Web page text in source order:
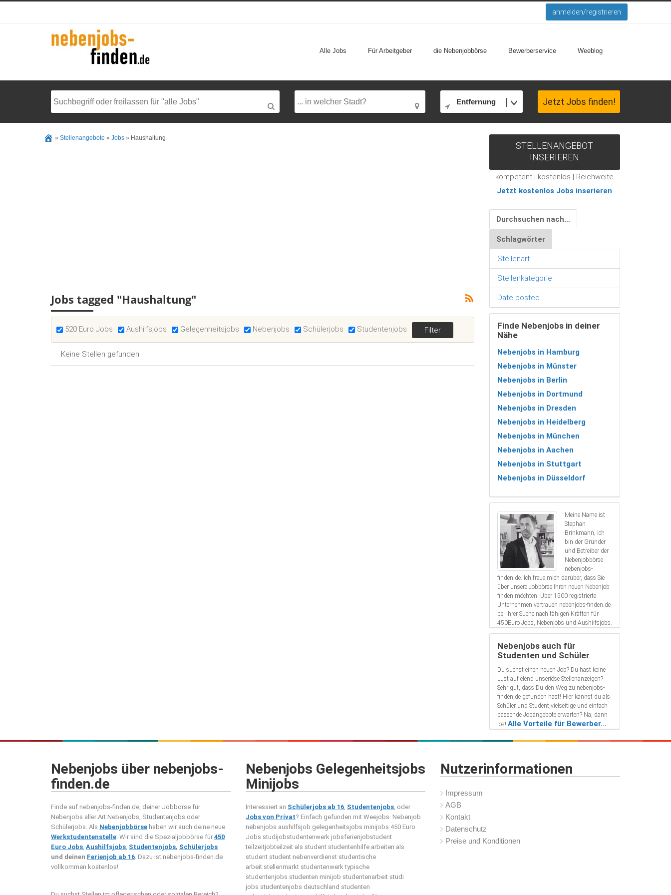
anmelden/registrieren
Alle Jobs Für Arbeitgeber die Nebenjobbörse Bewerberservice Weeblog
Entfernung Jetzt Jobs finden!
» Stellenangebote » Jobs » Haushaltung
Jobs tagged "Haushaltung"
520 Euro Jobs Aushilfsjobs Gelegenheitsjobs Nebenjobs Schülerjobs Studentenjobs
Keine Stellen gefunden
STELLENANGEBOT
INSERIEREN
kompetent | kostenlos | Reichweite
Jetzt kostenlos Jobs inserieren
Durchsuchen nach…
Schlagwörter
Stellenart
Stellenkategorie
Date posted
Finde Nebenjobs in deiner
Nähe
Nebenjobs in Hamburg
Nebenjobs in Münster
Nebenjobs in Berlin
Nebenjobs in Dortmund
Nebenjobs in Dresden
Nebenjobs in Heidelberg
Nebenjobs in München
Nebenjobs in Aachen
Nebenjobs in Stuttgart
Nebenjobs in Düsseldorf
Meine Name ist
Stephan
Brinkmann, ich
bin der Gründer
und Betreiber der
Nebenjobbörse
nebenjobs-
finden.de. Ich freue mich darüber, dass Sie
über unsere Jobbörse Ihren neuen Nebenjob
finden möchten. Über 1500 registrierte
Unternehmen vertrauen nebenjobs-finden.de
bei Ihrer Suche nach fähigen Kräften für
450Euro Jobs, Nebenjobs und Aushilfsjobs.
Nebenjobs auch für
Studenten und Schüler
Du suchst einen neuen Job? Du hast keine
Lust auf elend unseriöse Stellenanzeigen?
Sehr gut, dass Du den Weg zu nebenjobs-
finden.de gefunden hast! Hier kannst du als
Schüler und Student vielseitige und einfach
passende Jobangebote erwarten? Na, dann
los! Alle Vorteile für Bewerber...
Nebenjobs über nebenjobs-
finden.de
Finde auf nebenjobs-finden.de, deiner Jobbörse für
Nebenjobs aller Art Nebenjobs, Studentenjobs oder
Schülerjobs. Als Nebenjobbörse haben wir auch deine neue
Werkstudentenstelle. Wir sind die Spezialjobbörse für 450
Euro Jobs, Aushilfsjobs, Studentenjobs, Schülerjobs
und deinen Ferienjob ab 16. Dazu ist nebenjobs-finden.de
vollkommen kostenlos!
Nebenjobs Gelegenheitsjobs
Minijobs
Interessiert an Schülerjobs ab 16, Studentenjobs, oder
Jobs von Privat? Einfach gefunden mit Weejobs. Nebenjob
nebenjobs aushilfsjob gelegenheitsjobs minijobs 450 Euro
Jobs studijobstudentenwerk jobsferienjobstudent
teilzeitjobteilzeit als student studentenhilfe arbeiten als
student student nebenverdienst studentische
arbeit stellenmarkt studentenwerk typische
studentenjobs studenten minijob studentenarbeit studi
jobs studentenjobs deutschland studenten
Nutzerinformationen
Impressum
AGB
Kontakt
Datenschutz
Preise und Konditionen